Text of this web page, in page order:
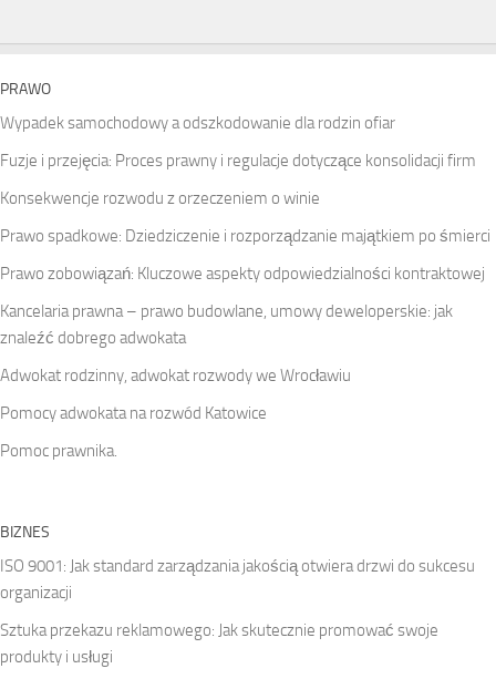
PRAWO
Wypadek samochodowy a odszkodowanie dla rodzin ofiar
Fuzje i przejęcia: Proces prawny i regulacje dotyczące konsolidacji firm
Konsekwencje rozwodu z orzeczeniem o winie
Prawo spadkowe: Dziedziczenie i rozporządzanie majątkiem po śmierci
Prawo zobowiązań: Kluczowe aspekty odpowiedzialności kontraktowej
Kancelaria prawna – prawo budowlane, umowy deweloperskie: jak
znaleźć dobrego adwokata
Adwokat rodzinny, adwokat rozwody we Wrocławiu
Pomocy adwokata na rozwód Katowice
Pomoc prawnika.
BIZNES
ISO 9001: Jak standard zarządzania jakością otwiera drzwi do sukcesu
organizacji
Sztuka przekazu reklamowego: Jak skutecznie promować swoje
produkty i usługi